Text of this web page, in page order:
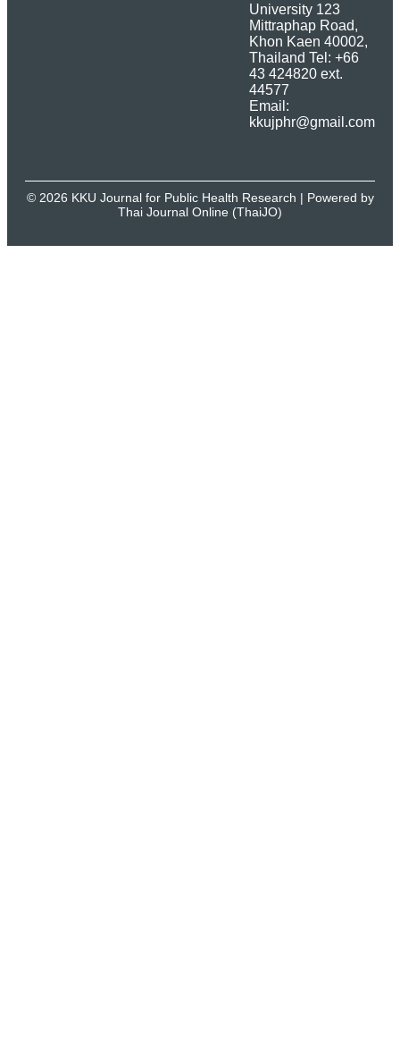
University 123
Mittraphap Road,
Khon Kaen 40002,
Thailand Tel: +66
43 424820 ext.
44577
Email:
kkujphr@gmail.com
© 2026 KKU Journal for Public Health Research | Powered by
Thai Journal Online (ThaiJO)